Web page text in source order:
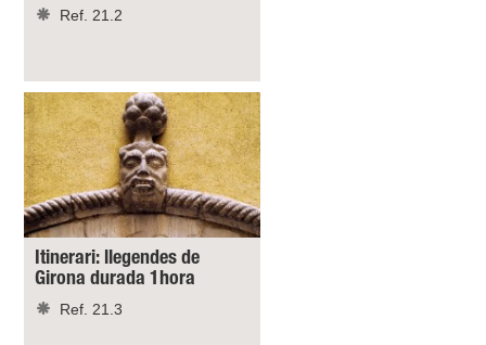
Ref. 21.2
Itinerari: llegendes de
Girona durada 1hora
Ref. 21.3